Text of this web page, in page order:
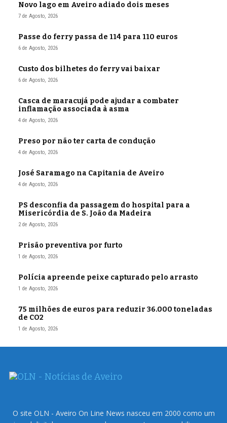
Novo lago em Aveiro adiado dois meses
7 de Agosto, 2026
Passe do ferry passa de 114 para 110 euros
6 de Agosto, 2026
Custo dos bilhetes do ferry vai baixar
6 de Agosto, 2026
Casca de maracujá pode ajudar a combater
inflamação associada à asma
4 de Agosto, 2026
Preso por não ter carta de condução
4 de Agosto, 2026
José Saramago na Capitania de Aveiro
4 de Agosto, 2026
PS desconfia da passagem do hospital para a
Misericórdia de S. João da Madeira
2 de Agosto, 2026
Prisão preventiva por furto
1 de Agosto, 2026
Polícia apreende peixe capturado pelo arrasto
1 de Agosto, 2026
75 milhões de euros para reduzir 36.000 toneladas
de CO2
1 de Agosto, 2026
O site OLN - Aveiro On Line News nasceu em 2000 como um